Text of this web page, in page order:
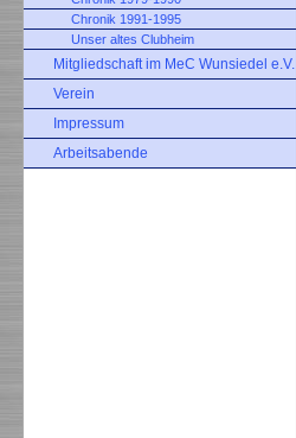
Chronik 1991-1995
Unser altes Clubheim
Mitgliedschaft im MeC Wunsiedel e.V.
Verein
Impressum
Arbeitsabende